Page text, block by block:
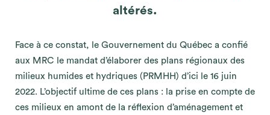
altérés.
Face à ce constat, le Gouvernement du Québec a confié
aux MRC le mandat d’élaborer des plans régionaux des
milieux humides et hydriques (PRMHH) d’ici le 16 juin
2022. L’objectif ultime de ces plans : la prise en compte de
ces milieux en amont de la réflexion d’aménagement et